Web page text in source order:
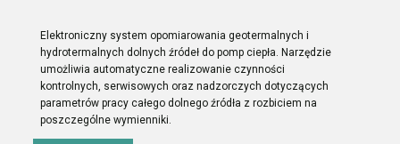
Elektroniczny system opomiarowania geotermalnych i
hydrotermalnych dolnych źródeł do pomp ciepła. Narzędzie
umożliwia automatyczne realizowanie czynności
kontrolnych, serwisowych oraz nadzorczych dotyczących
parametrów pracy całego dolnego źródła z rozbiciem na
poszczególne wymienniki.